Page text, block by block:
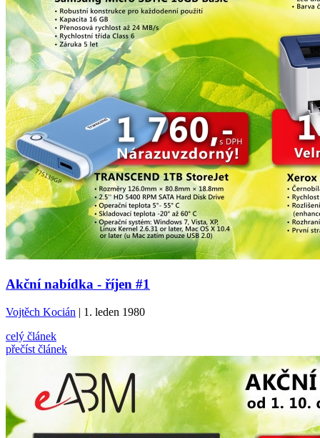
Akční nabídka - říjen #1
Vojtěch Kocián | 1. leden 1980
celý článek
přečíst článek